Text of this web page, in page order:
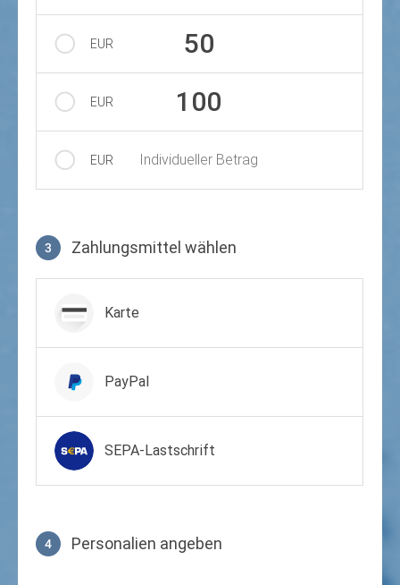
EUR 50
EUR 100
EUR Individueller Betrag
3 Zahlungsmittel wählen
Karte
PayPal
SEPA-Lastschrift
4 Personalien angeben